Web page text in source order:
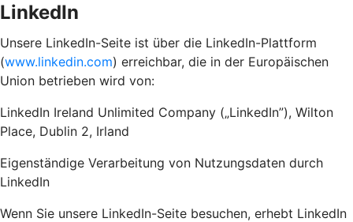
LinkedIn
Unsere LinkedIn-Seite ist über die LinkedIn-Plattform
(www.linkedin.com) erreichbar, die in der Europäischen
Union betrieben wird von:
LinkedIn Ireland Unlimited Company („LinkedIn”), Wilton
Place, Dublin 2, Irland
Eigenständige Verarbeitung von Nutzungsdaten durch
LinkedIn
Wenn Sie unsere LinkedIn-Seite besuchen, erhebt LinkedIn